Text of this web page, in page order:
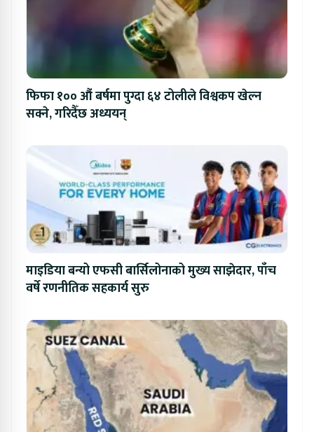
फिफा १०० औं बर्षमा पुग्दा ६४ टोलीले विश्वकप खेल्न
सक्ने, गरिदैँछ अध्ययन्
माइडिया बन्यो एफसी बार्सिलोनाको मुख्य साझेदार, पाँच
वर्षे रणनीतिक सहकार्य सुरु